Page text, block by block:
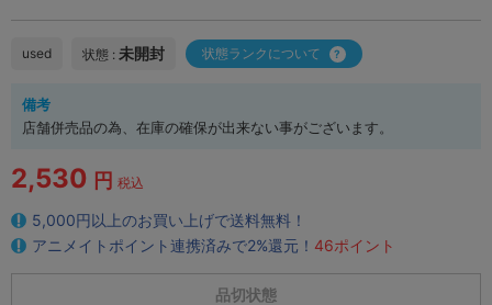
used 状態 : 未開封 状態ランクについて
備考
店舗併売品の為、在庫の確保が出来ない事がございます。
2,530 円 税込
5,000円以上のお買い上げで送料無料！
アニメイトポイント連携済みで2%還元！ 46ポイント
品切状態